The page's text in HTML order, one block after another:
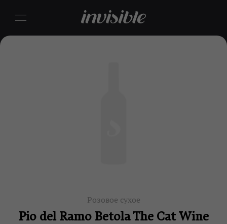
Розовое сухое
Pio del Ramo Betola The Cat Wine